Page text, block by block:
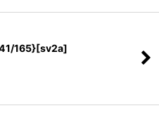
165}[sv2a]